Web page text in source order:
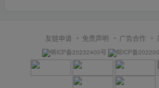
友链申请 免责声明 广告合作
萌ICP备20232400号 皖ICP备